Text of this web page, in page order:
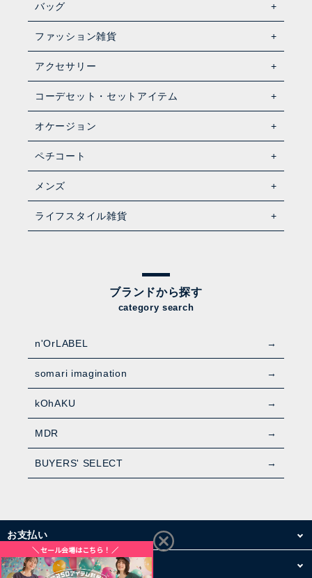
バッグ
ファッション雑貨
アクセサリー
コーデセット・セットアイテム
オケージョン
ペチコート
メンズ
ライフスタイル雑貨
ブランドから探す
category search
n'OrLABEL
somari imagination
kOhAKU
MDR
BUYERS' SELECT
お支払い
配送・送料